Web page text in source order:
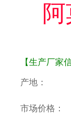
阿
【生产厂家
产地：
市场价格：